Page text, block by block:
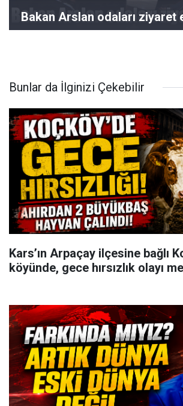
Bakan Arslan odaları ziyaret
Bunlar da İlginizi Çekebilir
Kars’ın Arpaçay ilçesine bağlı
köyünde, gece hırsızlık olayı